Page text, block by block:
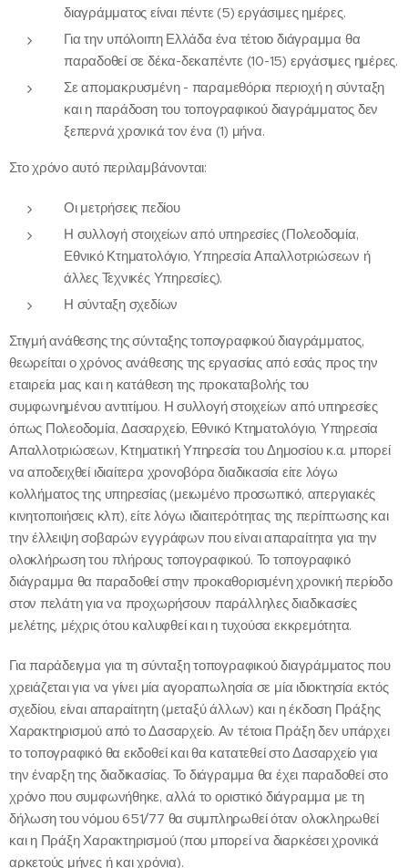
διαγράμματος είναι πέντε (5) εργάσιμες ημέρες.
Για την υπόλοιπη Ελλάδα ένα τέτοιο διάγραμμα θα
παραδοθεί σε δέκα-δεκαπέντε (10-15) εργάσιμες ημέρες.
Σε απομακρυσμένη - παραμεθόρια περιοχή η σύνταξη
και η παράδοση του τοπογραφικού διαγράμματος δεν
ξεπερνά χρονικά τον ένα (1) μήνα.
Στο χρόνο αυτό περιλαμβάνονται:
Οι μετρήσεις πεδίου
Η συλλογή στοιχείων από υπηρεσίες (Πολεοδομία,
Εθνικό Κτηματολόγιο, Υπηρεσία Απαλλοτριώσεων ή
άλλες Τεχνικές Υπηρεσίες).
Η σύνταξη σχεδίων
Στιγμή ανάθεσης της σύνταξης τοπογραφικού διαγράμματος,
θεωρείται ο χρόνος ανάθεσης της εργασίας από εσάς προς την
εταιρεία μας και η κατάθεση της προκαταβολής του
συμφωνημένου αντιτίμου. Η συλλογή στοιχείων από υπηρεσίες
όπως Πολεοδομία, Δασαρχείο, Εθνικό Κτηματολόγιο, Υπηρεσία
Απαλλοτριώσεων, Κτηματική Υπηρεσία του Δημοσίου κ.α. μπορεί
να αποδειχθεί ιδιαίτερα χρονοβόρα διαδικασία είτε λόγω
κολλήματος της υπηρεσίας (μειωμένο προσωπικό, απεργιακές
κινητοποιήσεις κλπ), είτε λόγω ιδιαιτερότητας της περίπτωσης και
την έλλειψη σοβαρών εγγράφων που είναι απαραίτητα για την
ολοκλήρωση του πλήρους τοπογραφικού. Το τοπογραφικό
διάγραμμα θα παραδοθεί στην προκαθορισμένη χρονική περίοδο
στον πελάτη για να προχωρήσουν παράλληλες διαδικασίες
μελέτης, μέχρις ότου καλυφθεί και η τυχούσα εκκρεμότητα.
Για παράδειγμα για τη σύνταξη τοπογραφικού διαγράμματος που
χρειάζεται για να γίνει μία αγοραπωλησία σε μία ιδιοκτησία εκτός
σχεδίου, είναι απαραίτητη (μεταξύ άλλων) και η έκδοση Πράξης
Χαρακτηρισμού από το Δασαρχείο. Αν τέτοια Πράξη δεν υπάρχει
το τοπογραφικό θα εκδοθεί και θα κατατεθεί στο Δασαρχείο για
την έναρξη της διαδικασίας. Το διάγραμμα θα έχει παραδοθεί στο
χρόνο που συμφωνήθηκε, αλλά το οριστικό διάγραμμα με τη
δήλωση του νόμου 651/77 θα συμπληρωθεί όταν ολοκληρωθεί
και η Πράξη Χαρακτηρισμού (που μπορεί να διαρκέσει χρονικά
αρκετούς μήνες ή και χρόνια).